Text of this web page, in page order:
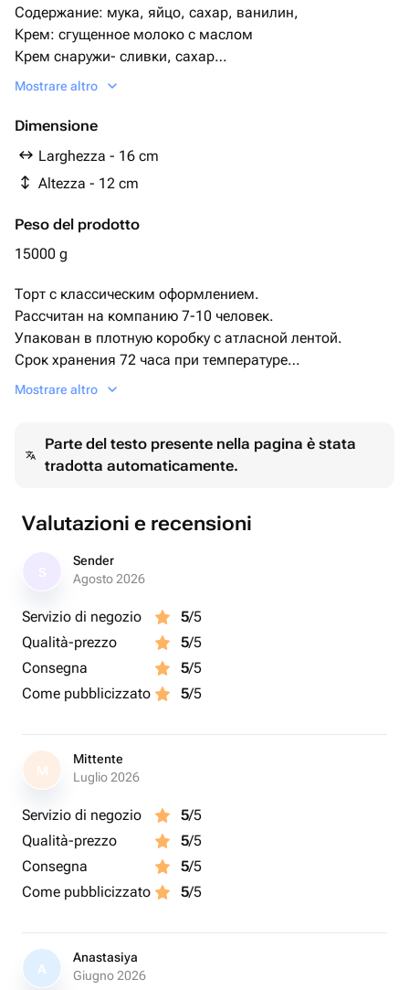
Содержание: мука, яйцо, сахар, ванилин,
Крем: сгущенное молоко с маслом
Крем снаружи- сливки, сахар
Начинка: с вафлями, шоколадными шариками
Mostrare altro
Dimensione
Larghezza - 16 cm
Altezza - 12 cm
Peso del prodotto
15000 g
Торт с классическим оформлением.
Рассчитан на компанию 7-10 человек.
Упакован в плотную коробку с атласной лентой.
Срок хранения 72 часа при температуре
+2+6.
дизайном, напоминающим легкие лепестки цветов.
Торт украшен золотыми свечами, которые придадут
Идеально подходит для свадеб, юбилеев и особых
событий, где важна каждая деталь.
Mostrare altro
Parte del testo presente nella pagina è stata
tradotta automaticamente.
Valutazioni e recensioni
Sender
Agosto 2026
Servizio di negozio 5/5
Qualità-prezzo
5/5
Consegna
5/5
Come pubblicizzato
5/5
M
Mittente
Luglio 2026
Servizio di negozio 5/5
Qualità-prezzo
5/5
Consegna
5/5
Come pubblicizzato
5/5
A
Anastasiya
Giugno 2026